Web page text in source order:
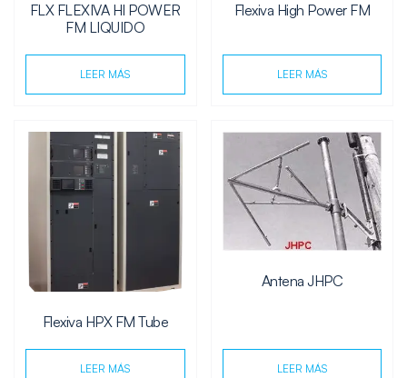
FLX FLEXIVA HI POWER
FM LIQUIDO
LEER MÁS
Flexiva High Power FM
LEER MÁS
Flexiva HPX FM Tube
LEER MÁS
Antena JHPC
LEER MÁS